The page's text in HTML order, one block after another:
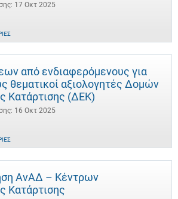
17 Οκτ 2025
από ενδιαφερόμενους για
θεματικοί αξιολογητές Δομών
Κατάρτισης (ΔΕΚ)
16 Οκτ 2025
ΑνΑΔ – Κέντρων
Κατάρτισης